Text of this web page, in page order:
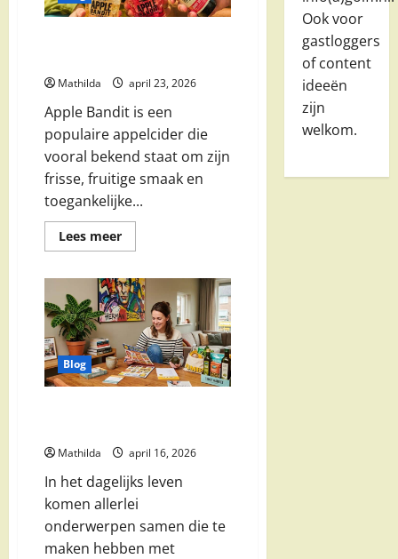
gids)
Mathilda april 23, 2026
Apple Bandit is een
populaire appelcider die
vooral bekend staat om zijn
frisse, fruitige smaak en
toegankelijke...
Lees meerLees
meer
Bandit
appelcider:
alles
over
smaak,
prijs
en
aanbieding
Blog
Mathilda april 16, 2026
In het dagelijks leven
komen allerlei
onderwerpen samen die te
maken hebben met
Ook voor
gastloggers
of content
ideeën
zijn
welkom.